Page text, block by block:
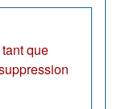
que